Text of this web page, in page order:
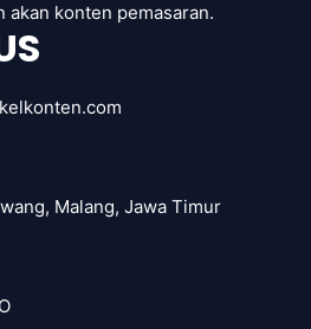
akan konten pemasaran.
Malang, Jawa Timur